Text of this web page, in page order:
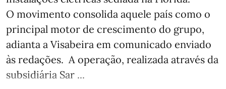
O movimento consolida aquele país como o
principal motor de crescimento do grupo,
adianta a Visabeira em comunicado enviado
às redações. A operação, realizada através da
subsidiária Sar ...